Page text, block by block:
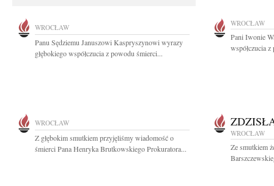
WROCŁAW
Panu Sędziemu Januszowi Kaspryszynowi wyrazy
głębokiego współczucia z powodu śmierci...
WROCŁAW
Pani Iwonie
współczucia
WROCŁAW
Z głębokim smutkiem przyjęliśmy wiadomość o
śmierci Pana Henryka Brutkowskiego Prokuratora...
WROCŁAW
Ze smutkiem